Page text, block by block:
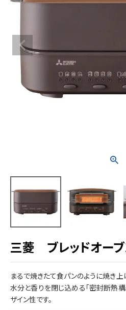
三菱 ブレッドオー
まるで焼きたて食パンのように焼き上
水分と香りを閉じ込める「密封断熱構
ザイン性です。